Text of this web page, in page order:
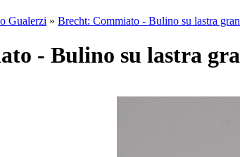
Gualerzi » Brecht: Commiato - Bulino su lastra
- Bulino su lastra